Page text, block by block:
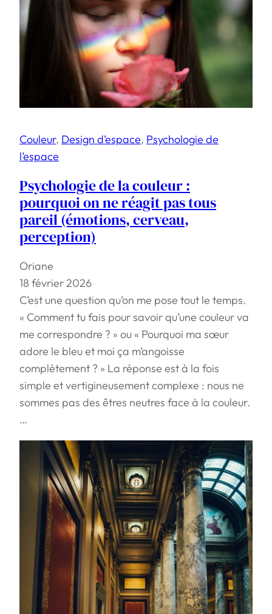
Couleur, Design d’espace, Psychologie de
l’espace
Psychologie de la couleur :
pourquoi on ne réagit pas tous
pareil (émotions, cerveau,
perception)
Oriane
18 février 2026
C’est une question qu’on me pose tout le temps.
« Comment tu fais pour savoir qu’une couleur va
me correspondre ? » ou « Pourquoi ma sœur
adore le bleu et moi ça m’angoisse
complètement ? » La réponse est à la fois
simple et vertigineusement complexe : nous ne
sommes pas des êtres neutres face à la couleur.
…